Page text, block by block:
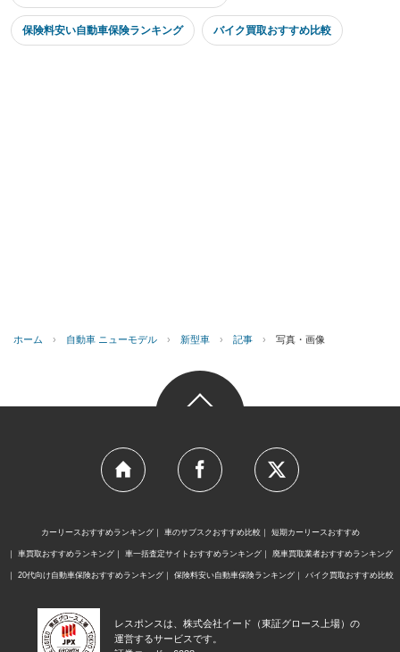
保険料安い自動車保険ランキング バイク買取おすすめ比較
ホーム › 自動車 ニューモデル › 新型車 › 記事 › 写真・画像
カーリースおすすめランキング 車のサブスクおすすめ比較 短期カーリースおすすめ
車買取おすすめランキング 車一括査定サイトおすすめランキング 廃車買取業者おすすめランキング
20代向け自動車保険おすすめランキング 保険料安い自動車保険ランキング バイク買取おすすめ比較
レスポンスは、株式会社イード（東証グロース上場）の
運営するサービスです。